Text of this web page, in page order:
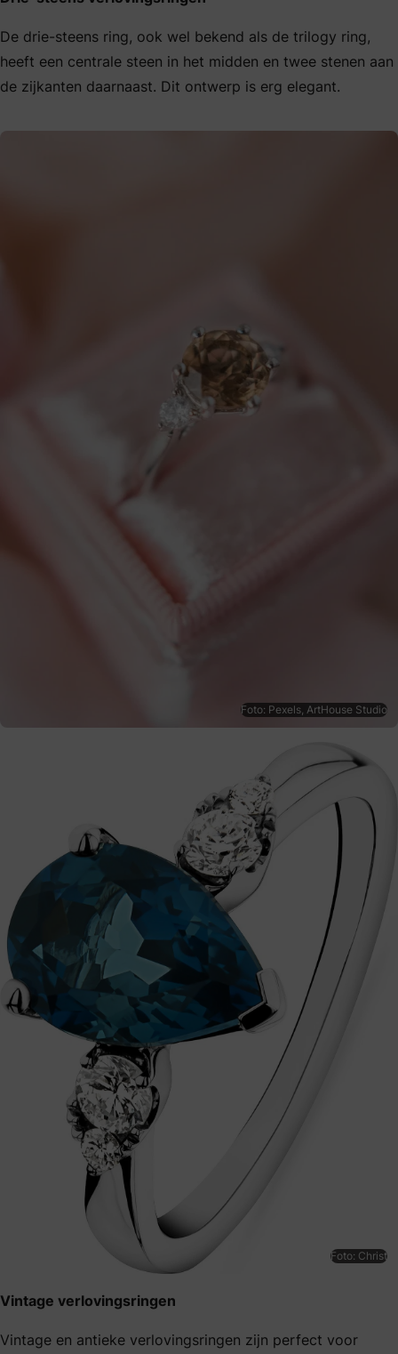
De drie-steens ring, ook wel bekend als de trilogy ring,
heeft een centrale steen in het midden en twee stenen aan
de zijkanten daarnaast. Dit ontwerp is erg elegant.
Foto: Pexels, ArtHouse Studio
Foto: Christ
Vintage verlovingsringen
Vintage en antieke verlovingsringen zijn perfect voor